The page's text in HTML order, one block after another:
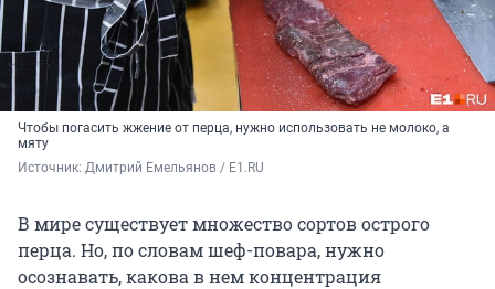
Чтобы погасить жжение от перца, нужно использовать не молоко, а
мяту
Источник: Дмитрий Емельянов / E1.RU
В мире существует множество сортов острого
перца. Но, по словам шеф-повара, нужно
осознавать, какова в нем концентрация